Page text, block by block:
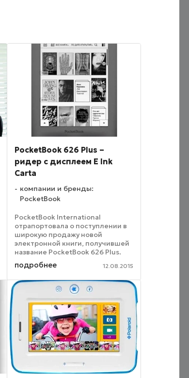
PocketBook 626 Plus –
ридер с дисплеем E Ink
Carta
компании и бренды:
PocketBook
PocketBook International
отрапортовала о поступлении в
широкую продажу новой
электронной книги, получившей
название PocketBook 626 Plus.
Данный гаджет обладает всеми
особенностями флагманских
устройств, однако кроме того,
получил и важное дополнение ...
подробнее 12.08.2015